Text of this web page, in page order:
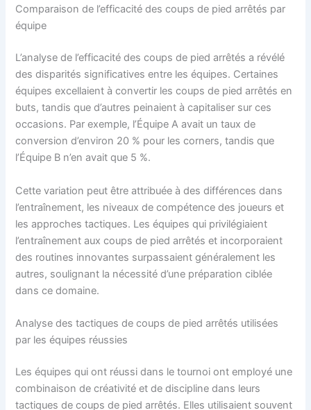
Comparaison de l’efficacité des coups de pied arrêtés par
équipe
L’analyse de l’efficacité des coups de pied arrêtés a révélé
des disparités significatives entre les équipes. Certaines
équipes excellaient à convertir les coups de pied arrêtés en
buts, tandis que d’autres peinaient à capitaliser sur ces
occasions. Par exemple, l’Équipe A avait un taux de
conversion d’environ 20 % pour les corners, tandis que
l’Équipe B n’en avait que 5 %.
Cette variation peut être attribuée à des différences dans
l’entraînement, les niveaux de compétence des joueurs et
les approches tactiques. Les équipes qui privilégiaient
l’entraînement aux coups de pied arrêtés et incorporaient
des routines innovantes surpassaient généralement les
autres, soulignant la nécessité d’une préparation ciblée
dans ce domaine.
Analyse des tactiques de coups de pied arrêtés utilisées
par les équipes réussies
Les équipes qui ont réussi dans le tournoi ont employé une
combinaison de créativité et de discipline dans leurs
tactiques de coups de pied arrêtés. Elles utilisaient souvent